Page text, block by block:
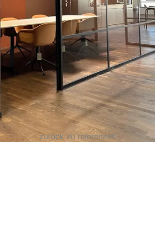
zurück zu referenzen